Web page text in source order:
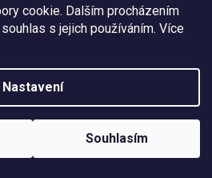
cookie. Dalším procházením
s jejich používáním. Více
Nastavení
Souhlasím
s MSM